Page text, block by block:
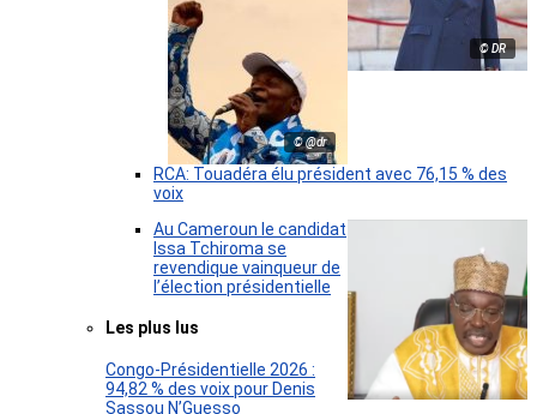
© DR
© @dr
RCA: Touadéra élu président avec 76,15 % des
voix
Au Cameroun le candidat
Issa Tchiroma se
revendique vainqueur de
l’élection présidentielle
Les plus lus
Congo-Présidentielle 2026 :
94,82 % des voix pour Denis
Sassou N’Guesso